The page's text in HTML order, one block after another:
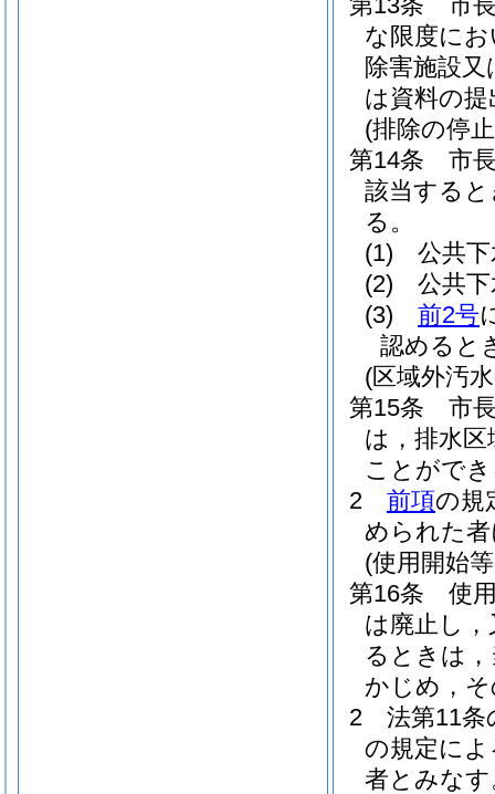
な限度に
除害施設
は資料の
(排除の停
第14条
市
該当する
る。
(1)
公共
(2)
公共
(3)
前2号
認めると
(区域外汚
第15条
市
は，排水
ことがで
2
前項の規
められた
(使用開始
第16条
使
は廃止し
るときは
かじめ，
2
法第11条
の規定に
者とみなす